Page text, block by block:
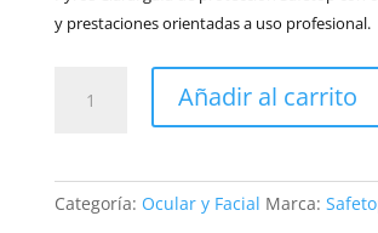
y prestaciones orientadas a uso profesional.
PYROS
Añadir al carrito
Categoría: Ocular y Facial Marca: